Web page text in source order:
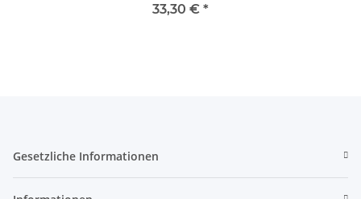
33,30 € *
Gesetzliche Informationen